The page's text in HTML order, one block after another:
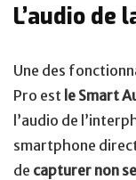
L’audio de
Une des
Pro est le Smart
l’audio de
smartphone
de capturer non